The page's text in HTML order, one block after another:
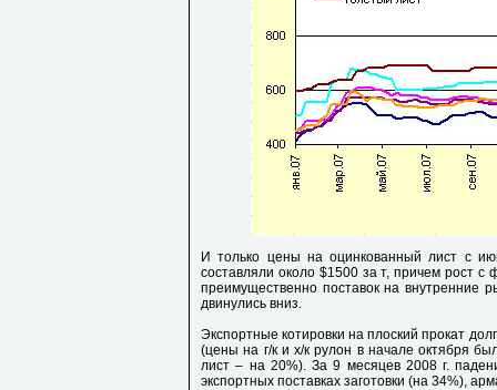
И только цены на оцинкованный лист с
составляли около $1500 за т, причем рост с
преимущественно поставок на внутренние
двинулись вниз.
Экспортные котировки на плоский прокат
(цены на г/к и х/к рулон в начале октября
лист – на 20%). За 9 месяцев 2008 г.
экспортных поставках заготовки (на 34%),